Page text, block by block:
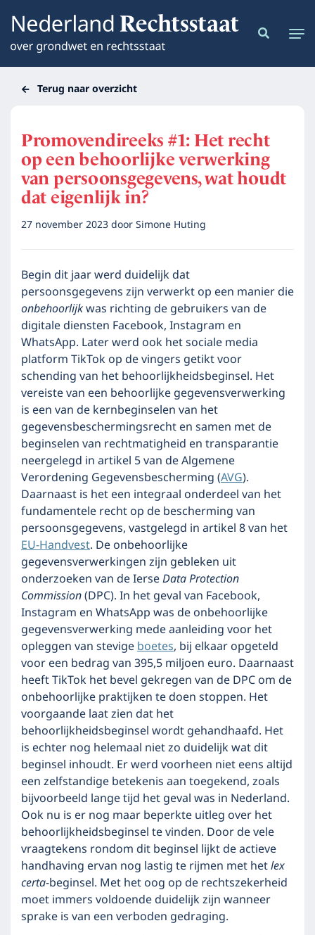
Terug naar overzicht
Promovendireeks #1: Het recht
op een behoorlijke verwerking
van persoonsgegevens, wat houdt
dat eigenlijk in?
27 november 2023doorSimone Huting
Begin dit jaar werd duidelijk dat
persoonsgegevens zijn verwerkt op een manier die
onbehoorlijkwas richting de gebruikers van de
digitale diensten Facebook, Instagram en
WhatsApp. Later werd ook het sociale media
platform TikTok op de vingers getikt voor
schending van het behoorlijkheidsbeginsel. Het
vereiste van een behoorlijke gegevensverwerking
is een van de kernbeginselen van het
gegevensbeschermingsrecht en samen met de
beginselen van rechtmatigheid en transparantie
neergelegd in artikel 5 van de Algemene
Verordening Gegevensbescherming (AVG).
Daarnaast is het een integraal onderdeel van het
fundamentele recht op de bescherming van
persoonsgegevens, vastgelegd in artikel 8 van het
EU-Handvest. De onbehoorlijke
gegevensverwerkingen zijn gebleken uit
onderzoeken van de IerseData Protection
Commission(DPC). In het geval van Facebook,
Instagram en WhatsApp was de onbehoorlijke
gegevensverwerking mede aanleiding voor het
opleggen van stevigeboetes, bij elkaar opgeteld
voor een bedrag van 395,5 miljoen euro. Daarnaast
heeft TikTok het bevel gekregen van de DPC om de
onbehoorlijke praktijken te doen stoppen. Het
voorgaande laat zien dat het
behoorlijkheidsbeginsel wordt gehandhaafd. Het
is echter nog helemaal niet zo duidelijk wat dit
beginsel inhoudt. Er werd voorheen niet eens altijd
een zelfstandige betekenis aan toegekend, zoals
bijvoorbeeld lange tijd het geval was in Nederland.
Ook nu is er nog maar beperkte uitleg over het
behoorlijkheidsbeginsel te vinden. Door de vele
vraagtekens rondom dit beginsel lijkt de actieve
handhaving ervan nog lastig te rijmen met hetlex
certa-beginsel. Met het oog op de rechtszekerheid
moet immers voldoende duidelijk zijn wanneer
sprake is van een verboden gedraging.